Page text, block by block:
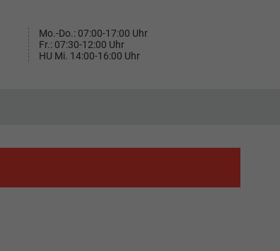
Mo.-Do.: 07:00-17:00 Uhr
Fr.: 07:30-12:00 Uhr
HU Mi. 14:00-16:00 Uhr